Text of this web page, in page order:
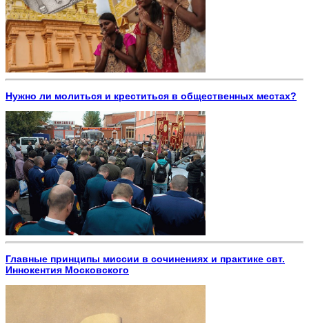
Нужно ли молиться и креститься в общественных местах?
Главные принципы миссии в сочинениях и практике свт.
Иннокентия Московского